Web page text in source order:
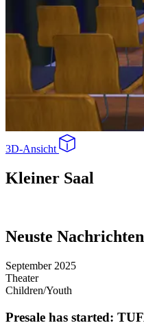
3D-Ansicht
Kleiner Saal
Neuste Nachrichten
September 2025
Theater
Children/Youth
Presale has started: